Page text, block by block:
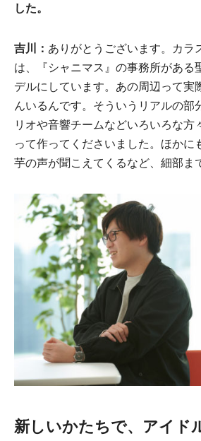
した。
吉川： ありがとうございます。カラ
は、『シャニマス』の事務所がある
デルにしています。あの周辺って実
んいるんです。そういうリアルの部
リオや音響チームなどいろいろな方
って作ってくださいました。ほかに
芋の声が聞こえてくるなど、細部ま
新しいかたちで、アイド